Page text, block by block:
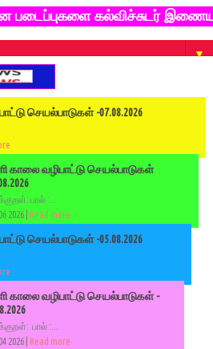
கல்விச்சுடர் இணைய தளத்தில்
▼
செயல்பாடுகள் -07.08.2026
காலை வழிபாட்டு செயல்பாடுகள்
பால் :...
2026 | Read more
செயல்பாடுகள் -05.08.2026
காலை வழிபாட்டு செயல்பாடுகள் -
பால் :...
2026 |
Read more